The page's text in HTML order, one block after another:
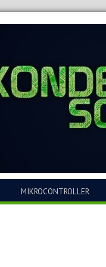
MIKROCONTROLLER